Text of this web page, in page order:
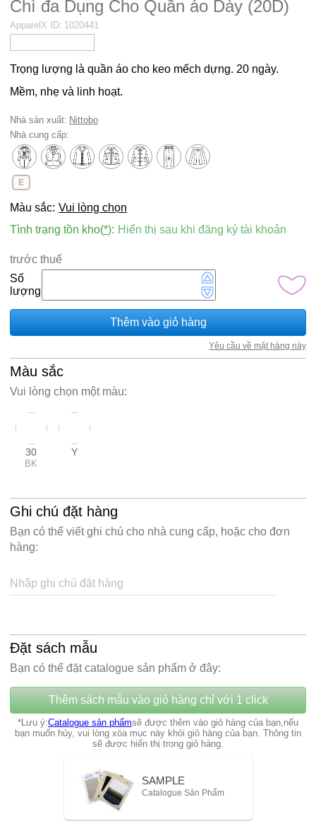
Chì đa Dụng Cho Quần áo Dày (20D)
ApparelX ID: 1020441
Trọng lượng là quần áo cho keo mếch dựng. 20 ngày.
Mềm, nhẹ và linh hoạt.
Nhà sản xuất: Nittobo
Nhà cung cấp:
E
Màu sắc: Vui lòng chọn
Tình trạng tồn kho(*): Hiển thị sau khi đăng ký tài khoản
trước thuế
Số
lượng
Thêm vào giỏ hàng
Yêu cầu về mặt hàng này
Màu sắc
Vui lòng chọn một màu:
30
BK
Y
Ghi chú đặt hàng
Bạn có thể viết ghi chú cho nhà cung cấp, hoặc cho đơn
hàng:
Nhập ghi chú đặt hàng
Đặt sách mẫu
Bạn có thể đặt catalogue sản phẩm ở đây:
Thêm sách mẫu vào giỏ hàng chỉ với 1 click
*Lưu ý:Catalogue sản phẩmsẽ được thêm vào giỏ hàng của bạn,nếu
bạn muốn hủy, vui lòng xóa mục này khỏi giỏ hàng của bạn. Thông tin
sẽ được hiển thị trong giỏ hàng.
SAMPLE
Catalogue Sản Phẩm